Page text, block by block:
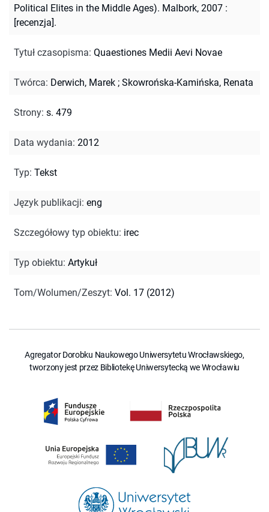
Political Elites in the Middle Ages). Malbork, 2007 :
[recenzja].
Tytuł czasopisma: Quaestiones Medii Aevi Novae
Twórca: Derwich, Marek ; Skowrońska-Kamińska, Renata
Strony: s. 479
Data wydania: 2012
Typ: Tekst
Język publikacji: eng
Szczegółowy typ obiektu: irec
Typ obiektu: Artykuł
Tom/Wolumen/Zeszyt: Vol. 17 (2012)
Agregator Dorobku Naukowego Uniwersytetu Wrocławskiego,
tworzony jest przez Bibliotekę Uniwersytecką we Wrocławiu